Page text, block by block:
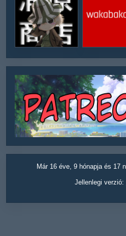
Már 16 éve, 9 hónapja és 17
Jellenlegi verzió: